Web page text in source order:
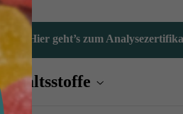
🔍 Hier geht’s zum
Inhaltsstoffe